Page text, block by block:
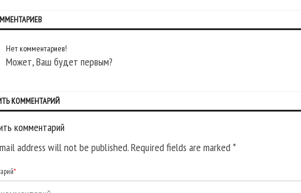
Нет комментариев!
Может, Ваш будет первым?
КОММЕНТАРИЙ
комментарий
address will not be published. Required fields are marked*
*